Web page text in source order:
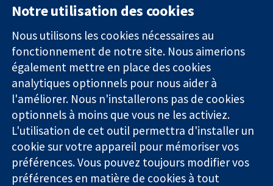
Des données
probantes.
Des décisions
éclairées.
Une meilleure
santé.
11-13 Cavendish
Square
Londres
W1G0AN
Royaume-Uni
nous
Actualités
Service de
presse
Qui sommes-
nous
Offres
d'emploi
Library
Notre utilisation des cookies
Nous utilisons les cookies nécessaires au
fonctionnement de notre site. Nous aimerions
également mettre en place des cookies
analytiques optionnels pour nous aider à
l'améliorer. Nous n'installerons pas de cookies
optionnels à moins que vous ne les activiez.
L'utilisation de cet outil permettra d'installer un
cookie sur votre appareil pour mémoriser vos
préférences. Vous pouvez toujours modifier vos
préférences en matière de cookies à tout